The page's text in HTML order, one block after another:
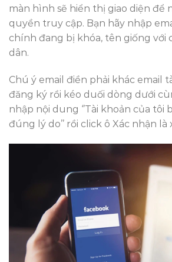
màn hình sẽ hiển thị giao diện để
quyền truy cập. Bạn hãy nhập
chính đang bị khóa, tên giống với
dân.
Chú ý email điền phải khác email
đăng ký rồi kéo duối dòng dưới
nhập nội dung ‘’Tài khoản của tôi
đúng lý do’’ rồi click ô Xác nhận là